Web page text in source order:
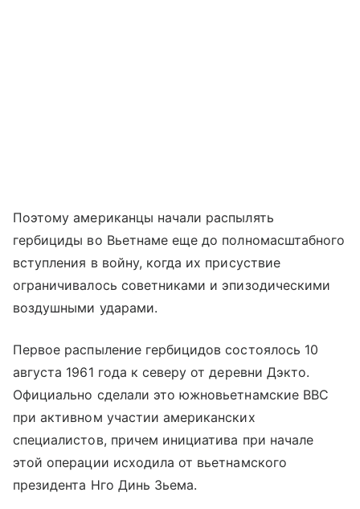
Поэтому американцы начали распылять
гербициды во Вьетнаме еще до полномасштабного
вступления в войну, когда их присуствие
ограничивалось советниками и эпизодическими
воздушными ударами.
Первое распыление гербицидов состоялось 10
августа 1961 года к северу от деревни Дэкто.
Официально сделали это южновьетнамские ВВС
при активном участии американских
специалистов, причем инициатива при начале
этой операции исходила от вьетнамского
президента Нго Динь Зьема.